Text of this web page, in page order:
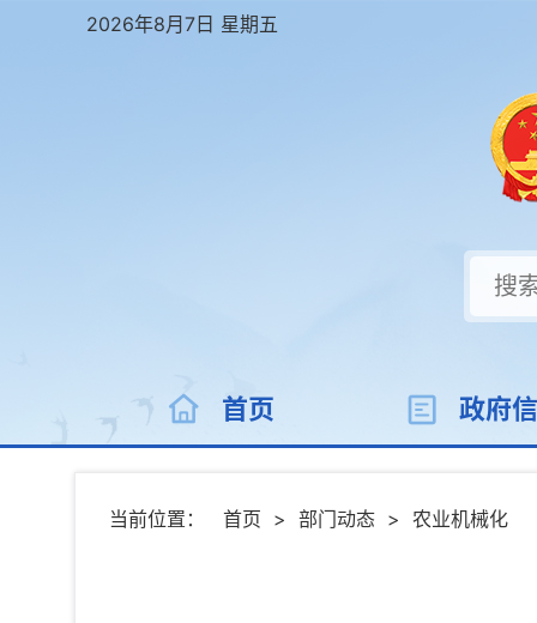
2026年8月7日 星期五
首页 政府
当前位置： 首页 > 部门动态 > 农业机械化